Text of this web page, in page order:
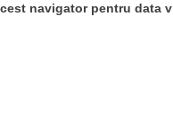
navigator pentru data